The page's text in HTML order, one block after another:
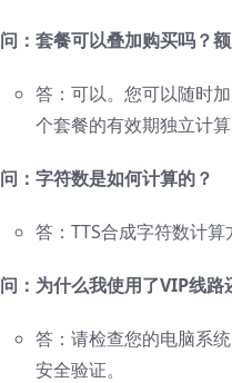
问：套餐可以叠加购买吗？
答：可以。您可以随时
个套餐的有效期独立计
问：字符数是如何计算的？
答：TTS合成字符数计
问：为什么我使用了VIP线
答：请检查您的电脑系
安全验证。